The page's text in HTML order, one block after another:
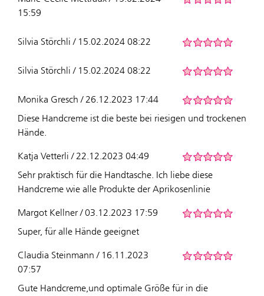
15:59
Silvia Störchli / 15.02.2024 08:22
Silvia Störchli / 15.02.2024 08:22
Monika Gresch / 26.12.2023 17:44
Diese Handcreme ist die beste bei riesigen und trockenen
Hände.
Katja Vetterli / 22.12.2023 04:49
Sehr praktisch für die Handtasche. Ich liebe diese
Handcreme wie alle Produkte der Aprikosenlinie
Margot Kellner / 03.12.2023 17:59
Super, für alle Hände geeignet
Claudia Steinmann / 16.11.2023
07:57
Gute Handcreme,und optimale Größe für in die